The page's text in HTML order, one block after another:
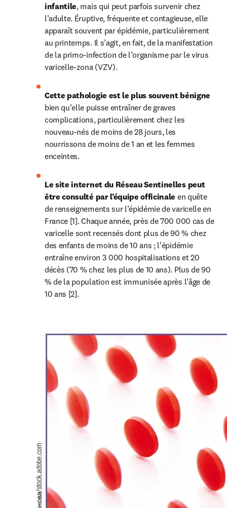
infantile, mais qui peut parfois survenir chez
l’adulte. Éruptive, fréquente et contagieuse, elle
apparaît souvent par épidémie, particulièrement
au printemps. Il s’agit, en fait, de la manifestation
de la primo-infection de l’organisme par le virus
varicelle-zona (VZV).
bien qu’elle puisse entraîner de graves
complications, particulièrement chez les
nouveau-nés de moins de 28 jours, les
nourrissons de moins de 1 an et les femmes
enceintes.
Le site internet du Réseau Sentinelles peut
être consulté par l’équipe officinale en quête
de renseignements sur l’épidémie de varicelle en
France [1]. Chaque année, près de 700 000 cas de
varicelle sont recensés dont plus de 90 % chez
des enfants de moins de 10 ans ; l’épidémie
entraîne environ 3 000 hospitalisations et 20
décès (70 % chez les plus de 10 ans). Plus de 90
% de la population est immunisée après l’âge de
10 ans [2].